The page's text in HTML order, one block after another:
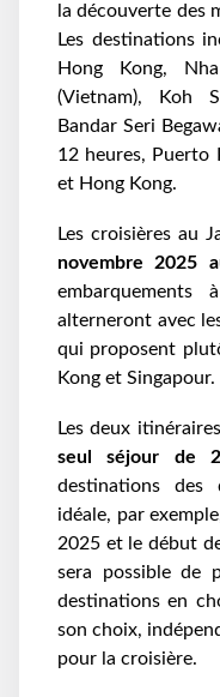
la découverte des
Les destinations
Hong Kong,
(Vietnam), Koh
Bandar Seri
12 heures, Puerto
et Hong Kong.
Les croisières au
novembre 2025
alterneront avec
qui proposent
Kong et Singapour.
Les deux
seul séjour de
destinations des
idéale, par
2025 et le début
sera possible de
destinations en
son choix,
pour la croisière.